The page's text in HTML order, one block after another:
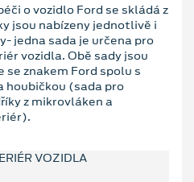
o vozidlo Ford se skládá z
jsou nabízeny jednotlivě i
jedna sada je určena pro
vozidla. Obě sady jsou
znakem Ford spolu s
houbičkou (sada pro
z mikrovláken a